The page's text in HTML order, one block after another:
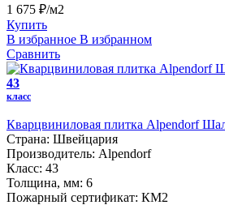
1 675 ₽/м2
Купить
В избранное В избранном
Сравнить
43
класс
Кварцвиниловая плитка Alpendorf
Страна: Швейцария
Производитель: Alpendorf
Класс: 43
Толщина, мм: 6
Пожарный сертификат: КМ2